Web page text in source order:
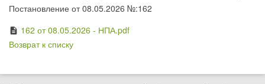
Постановление от 08.05.2026 №:162
description 162 от 08.05.2026 - НПА.pdf
Возврат к списку